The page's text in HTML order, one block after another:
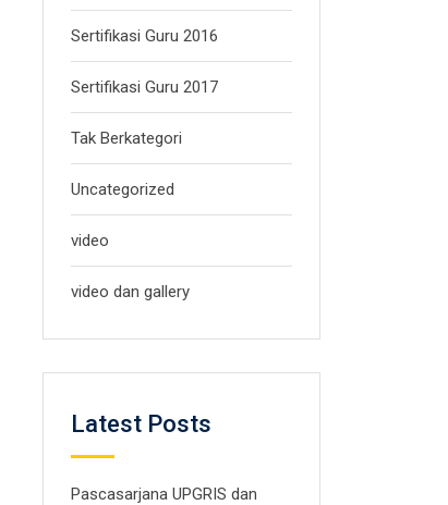
Sertifikasi Guru 2016
Sertifikasi Guru 2017
Tak Berkategori
Uncategorized
video
video dan gallery
Latest Posts
Pascasarjana UPGRIS dan